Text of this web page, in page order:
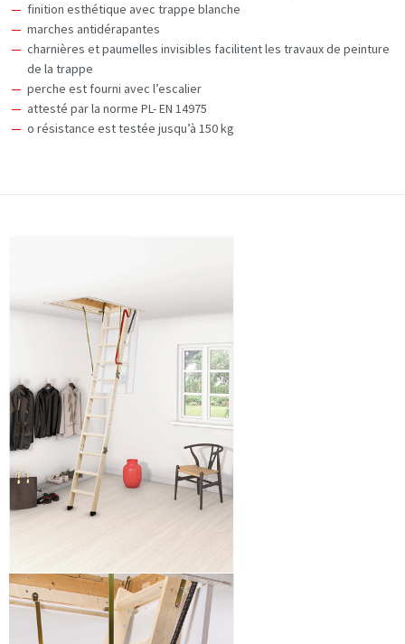
finition esthétique avec trappe blanche
marches antidérapantes
charnières et paumelles invisibles facilitent les travaux de peinture
de la trappe
perche est fourni avec l’escalier
attesté par la norme PL- EN 14975
o résistance est testée jusqu’à 150 kg